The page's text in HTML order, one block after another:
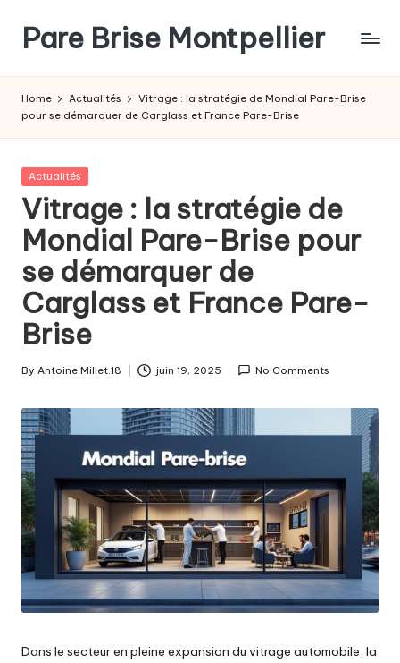
content
Pare Brise Montpellier
Home Actualités
Vitrage : la stratégie de Mondial Pare-Brise
pour se démarquer de Carglass et France Pare-Brise
Posted
Actualités
Vitrage : la stratégie de
Mondial Pare-Brise pour
se démarquer de
Carglass et France Pare-
Brise
Posted
By Antoine.Millet.18 juin 19, 2025 No Comments
Dans le secteur en pleine expansion du vitrage automobile, la